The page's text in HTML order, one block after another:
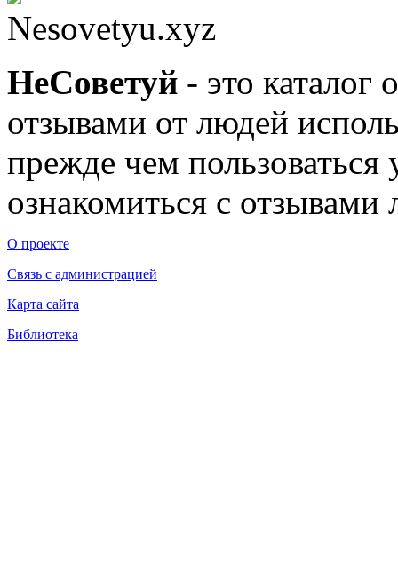
Nesovetyu.xyz
НеСоветуй - это каталог
отзывами от людей
прежде чем
ознакомиться с отзывами
О проекте
Связь с администрацией
Карта сайта
Библиотека